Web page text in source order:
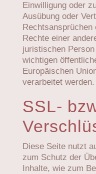
Einwilligung oder
Ausübung oder
Rechte einer
juristischen
wichtigen
Europäischen
verarbeitet werden.
SSL-
Diese Seite nutzt
zum Schutz der
Inhalte, wie zum